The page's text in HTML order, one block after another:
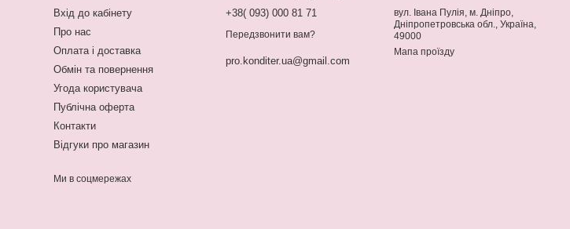
Вхід до кабінету
Про нас
Оплата і доставка
Обмін та повернення
Угода користувача
Публічна оферта
Контакти
Відгуки про магазин
Ми в соцмережах
+38( 093) 000 81 71
Передзвонити вам?
pro.konditer.ua@gmail.com
вул. Івана Пулія, м. Дніпро,
Дніпропетровська обл., Україна,
49000
Мапа проїзду